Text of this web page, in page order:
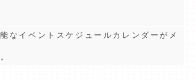
なイベントスケジュールカレンダーがメ